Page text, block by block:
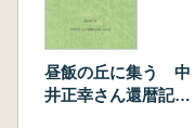
昼飯の丘に集う 中
井正幸さん還暦記念